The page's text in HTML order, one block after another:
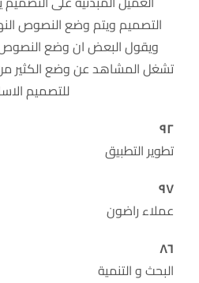
التصميم ويتم وضع النصوص
ويقول البعض ان وضع النصوص
تشغل المشاهد عن وضع الكثير من
للتصميم
٩٢
تطوير التطبيق
٩٧
عملاء راضون
٨٦
البحث و التنمية